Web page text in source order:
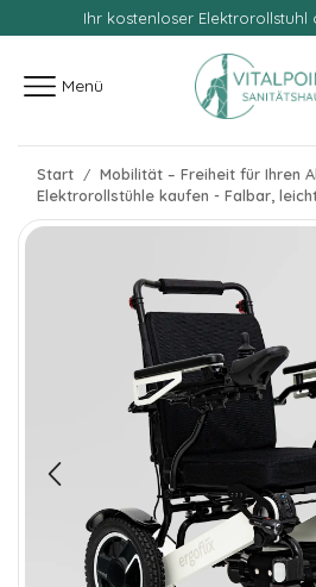
Ihr kostenloser Elektrorollstuhl
Menü
Start / Mobilität – Freiheit für Ihren
Elektrorollstühle kaufen - Falbar,